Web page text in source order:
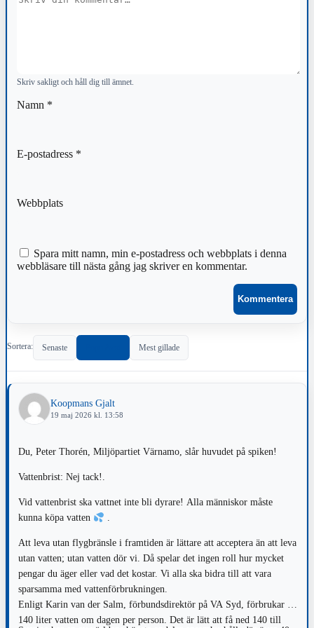
Skriv sakligt och håll dig till ämnet.
Namn *
E-postadress *
Webbplats
Spara mitt namn, min e-postadress och webbplats i denna
webbläsare till nästa gång jag skriver en kommentar.
Sortera: Senaste Mest gillade
Koopmans Gjalt
19 maj 2026 kl. 13:58
Du, Peter Thorén, Miljöpartiet Värnamo, slår huvudet på spiken!
Vattenbrist: Nej tack!.
Vid vattenbrist ska vattnet inte bli dyrare! Alla människor måste
kunna köpa vatten
.
Att leva utan flygbränsle i framtiden är lättare att acceptera än att leva
utan vatten; utan vatten dör vi. Då spelar det ingen roll hur mycket
pengar du äger eller vad det kostar. Vi alla ska bidra till att vara
sparsamma med vattenförbrukningen.
Enligt Karin van der Salm, förbundsdirektör på VA Syd, förbrukar vi
140 liter vatten om dagen per person. Det är lätt att få ned 140 till